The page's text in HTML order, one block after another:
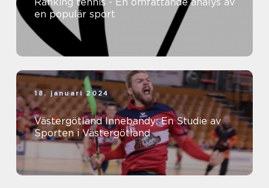
en populär sport
18. januari 2024
Västergötland Innebandy: En Studie av
Sporten i Västergötland